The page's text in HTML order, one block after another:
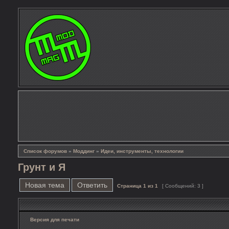
Список форумов » Моддинг » Идеи, инструменты, технологии
Грунт и Я
Новая тема Ответить Страница 1 из 1 [ Сообщений: 3 ]
Версия для печати